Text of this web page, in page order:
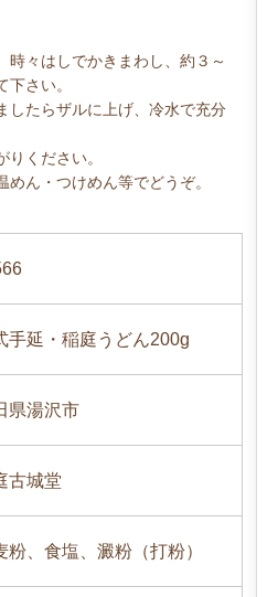
々はしでかきまわし、約３～
下さい。
たらザルに上げ、冷水で充分
ください。
ん・つけめん等でどうぞ。
手延・稲庭うどん200g
県湯沢市
古城堂
粉、食塩、澱粉（打粉）